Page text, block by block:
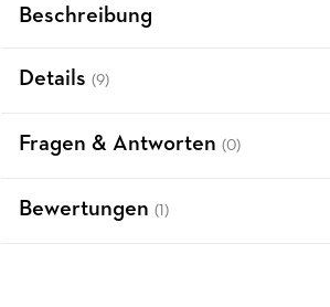
Beschreibung
Details (9)
Fragen & Antworten (0)
Bewertungen (1)